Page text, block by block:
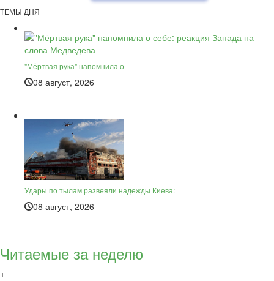
ТЕМЫ ДНЯ
"Мёртвая рука" напомнила о
08 август, 2026
Удары по тылам развеяли надежды Киева:
08 август, 2026
Читаемые за неделю
+